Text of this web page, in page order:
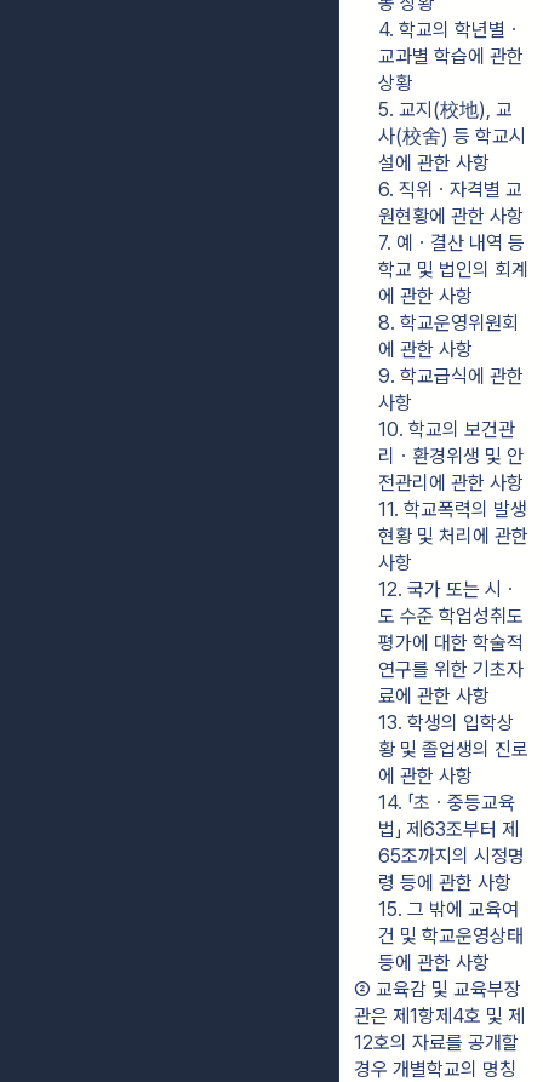
4. 학교의 학년별ㆍ
교과별 학습에 관한
상황
5. 교지(校地), 교
사(校舍) 등 학교시
설에 관한 사항
6. 직위ㆍ자격별 교
원현황에 관한 사항
7. 예ㆍ결산 내역 등
학교 및 법인의 회계
에 관한 사항
8. 학교운영위원회
에 관한 사항
9. 학교급식에 관한
사항
10. 학교의 보건관
리ㆍ환경위생 및 안
전관리에 관한 사항
11. 학교폭력의 발생
현황 및 처리에 관한
사항
12. 국가 또는 시ㆍ
도 수준 학업성취도
평가에 대한 학술적
연구를 위한 기초자
료에 관한 사항
13. 학생의 입학상
황 및 졸업생의 진로
에 관한 사항
14. 「초ㆍ중등교육
법」 제63조부터 제
65조까지의 시정명
령 등에 관한 사항
15. 그 밖에 교육여
건 및 학교운영상태
등에 관한 사항
② 교육감 및 교육부장
관은 제1항제4호 및 제
12호의 자료를 공개할
경우 개별학교의 명칭